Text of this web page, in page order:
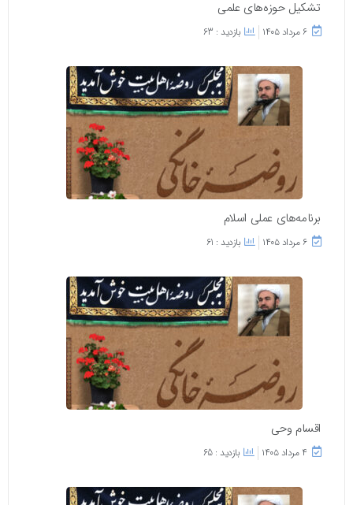
تشکیل حوزه‌های علمی
۶ مرداد ۱۴۰۵ بازدید : 63
برنامه‌های عملی اسلام
۶ مرداد ۱۴۰۵ بازدید : 61
اقسام وحی
۴ مرداد ۱۴۰۵ بازدید : 65